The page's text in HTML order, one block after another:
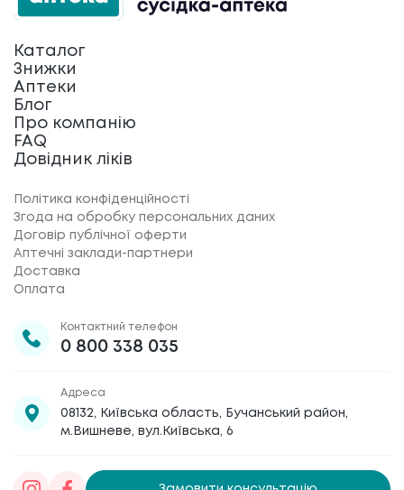
Каталог
Знижки
Аптеки
Блог
Про компанію
FAQ
Довідник ліків
Політика конфіденційності
Згода на обробку персональних даних
Договір публічної оферти
Аптечні заклади-партнери
Доставка
Оплата
Контактний телефон
0 800 338 035
Адреса
08132, Київська область, Бучанський район,
м.Вишневе, вул.Київська, 6